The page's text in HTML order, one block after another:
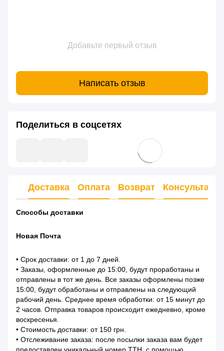
Добавьте первый отзыв
Написать отзыв
Поделиться в соцсетях
Доставка Оплата Возврат
Способы доставки
Новая Почта
• Срок доставки: от 1 до 7 дней.
• Заказы, оформленные до 15:00, будут проработаны и
отправлены в тот же день. Все заказы оформлены позже
15:00, будут обработаны и отправлены на следующий
рабочий день. Среднее время обработки: от 15 минут до
2 часов. Отправка товаров происходит ежедневно, кроме
воскресенья.
• Стоимость доставки: от 150 грн.
• Отслеживание заказа: после посылки заказа вам будет